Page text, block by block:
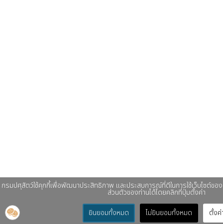
กรมปศุสัตว์ใช้คุกกี้เพื่อพัฒนาประสิทธิภาพ และประสบการณ์ที่ดีในการใช้เว็บไซต์ขอ
ส่วนตัวของท่านได้โดยคลิกที่ปุ่มตั้งค่า
ยินยอมทั้งหมด
ไม่ยินยอมทั้งหมด ตั้งค่